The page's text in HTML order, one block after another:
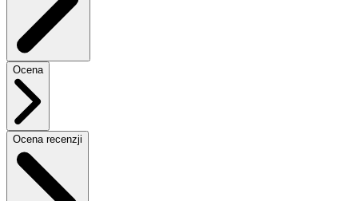
Ocena
Ocena recenzji